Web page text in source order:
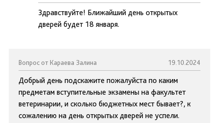
Здравствуйте! Ближайший день открытых
дверей будет 18 января.
Вопрос от Караева Залина 19.10.2024
Добрый день подскажите пожалуйста по каким
предметам вступительные экзамены на факультет
ветеринарии, и сколько бюджетных мест бывает?, к
сожалению на день открытых дверей не успели.